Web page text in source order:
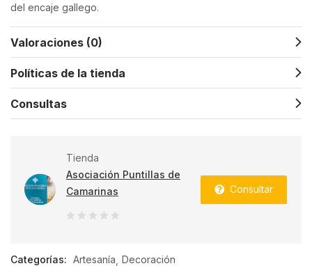
del encaje gallego.
Valoraciones (0)
Políticas de la tienda
Consultas
Tienda
Asociación Puntillas de
Camarinas
Consultar
Categorías: Artesanía Decoración